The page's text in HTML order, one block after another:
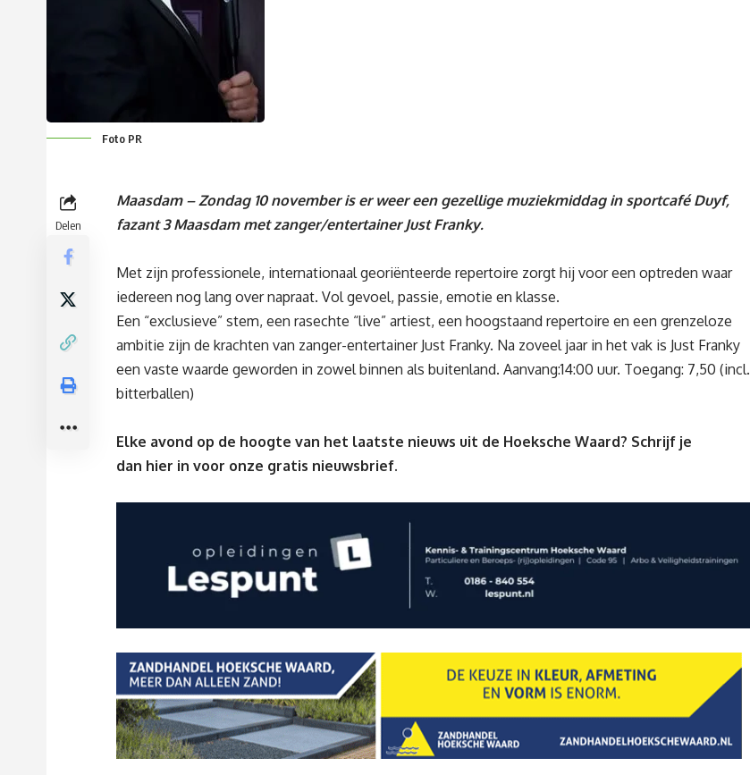
Foto PR
Delen
Maasdam – Zondag 10 november is er weer een gezellige muziekmiddag in sportcafé Duyf,
fazant 3 Maasdam met zanger/entertainer Just Franky.
Met zijn professionele, internationaal georiënteerde repertoire zorgt hij voor een optreden waar
iedereen nog lang over napraat. Vol gevoel, passie, emotie en klasse.
Een “exclusieve” stem, een rasechte “live” artiest, een hoogstaand repertoire en een grenzeloze
ambitie zijn de krachten van zanger-entertainer Just Franky. Na zoveel jaar in het vak is Just Franky
een vaste waarde geworden in zowel binnen als buitenland. Aanvang:14:00 uur. Toegang: 7,50 (incl.
bitterballen)
Elke avond op de hoogte van het laatste nieuws uit de Hoeksche Waard? Schrijf je
dan hier in voor onze gratis nieuwsbrief.